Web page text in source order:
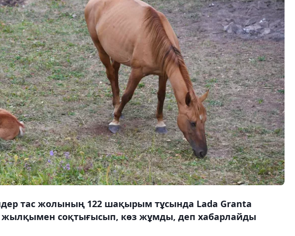
тас жолының 122 шақырым тұсында Lada Granta
жылқымен соқтығысып, көз жұмды, деп хабарлайды